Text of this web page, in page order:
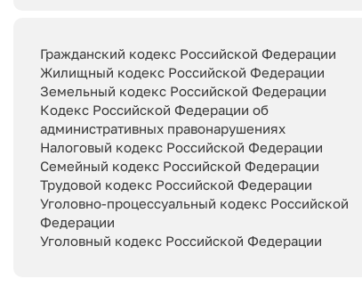
Гражданский кодекс Российской Федерации
Жилищный кодекс Российской Федерации
Земельный кодекс Российской Федерации
Кодекс Российской Федерации об
административных правонарушениях
Налоговый кодекс Российской Федерации
Семейный кодекс Российской Федерации
Трудовой кодекс Российской Федерации
Уголовно-процессуальный кодекс Российской
Федерации
Уголовный кодекс Российской Федерации